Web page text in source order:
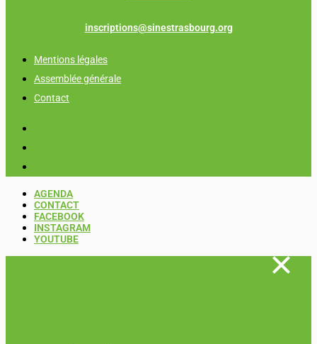
inscriptions@sinestrasbourg.org
Mentions légales
Assemblée générale
Contact
AGENDA
CONTACT
FACEBOOK
INSTAGRAM
YOUTUBE